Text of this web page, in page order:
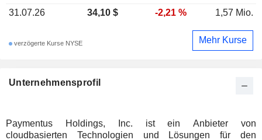
Unternehmensprofil
Paymentus Holdings, Inc. ist ein Anbieter von
cloudbasierten Technologien und Lösungen für den
31.07.26
34,10 $ -2,21 % 1,57 Mio.
verzögerte Kurse NYSE Mehr Kurse